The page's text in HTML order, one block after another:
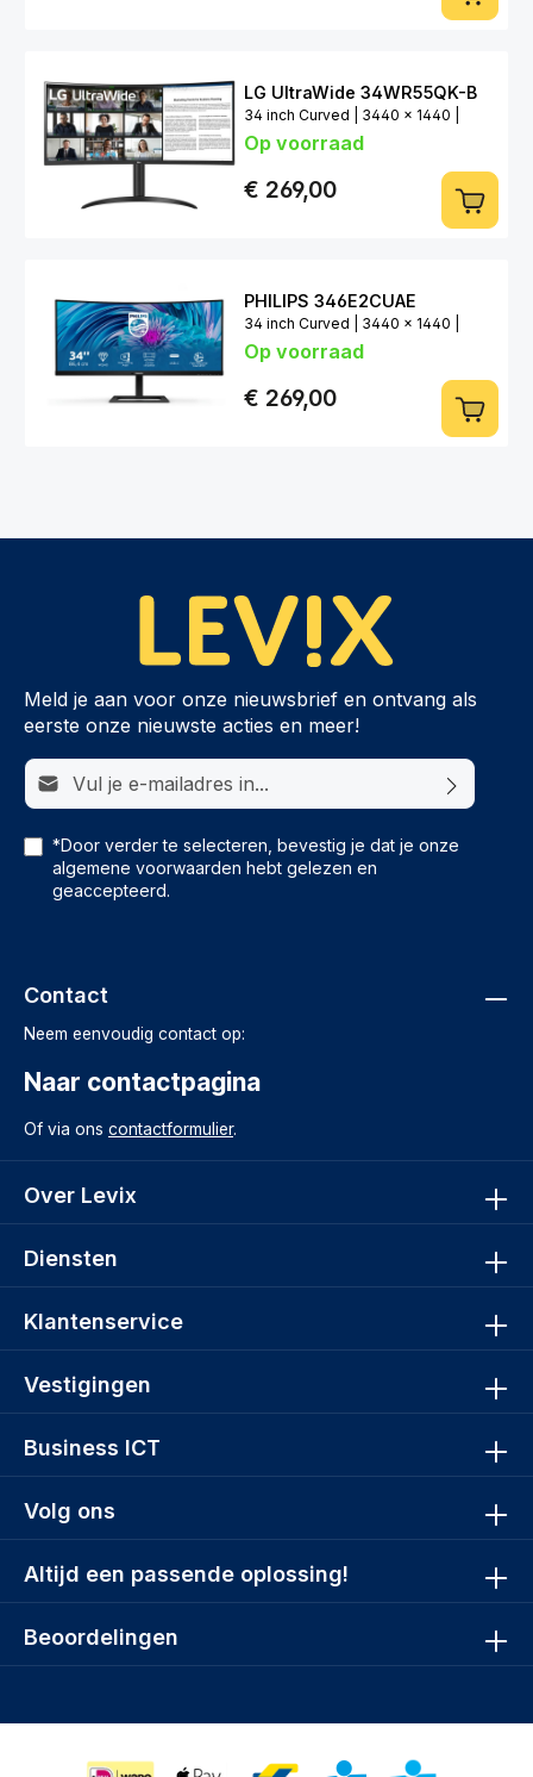
LG UltraWide 34WR55QK-B
34 inch Curved | 3440 x 1440 |
100Hz | VA
Op voorraad
€ 269,00
PHILIPS 346E2CUAE
34 inch Curved | 3440 x 1440 |
100Hz | VA
Op voorraad
€ 269,00
Meld je aan voor onze nieuwsbrief en ontvang als
eerste onze nieuwste acties en meer!
E-mailadres*
*Door verder te selecteren, bevestig je dat je onze
algemene voorwaarden hebt gelezen en
geaccepteerd.
Volg ons
Altijd een passende oplossing!
Contact
Neem eenvoudig contact op:
Naar contactpagina
Of via ons contactformulier.
Over Levix
Diensten
Klantenservice
Vestigingen
Business ICT
Beoordelingen